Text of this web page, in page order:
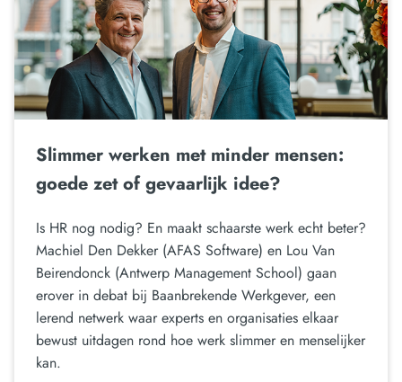
Slimmer werken met minder mensen:
goede zet of gevaarlijk idee?
Is HR nog nodig? En maakt schaarste werk echt beter?
Machiel Den Dekker (AFAS Software) en Lou Van
Beirendonck (Antwerp Management School) gaan
erover in debat bij Baanbrekende Werkgever, een
lerend netwerk waar experts en organisaties elkaar
bewust uitdagen rond hoe werk slimmer en menselijker
kan.